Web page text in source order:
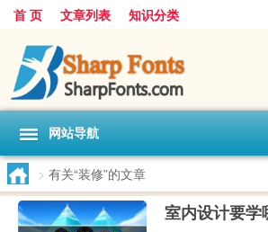
首 页 文章列表 知识分类
网站导航
> 有关“装修”的文章
室内设计要学